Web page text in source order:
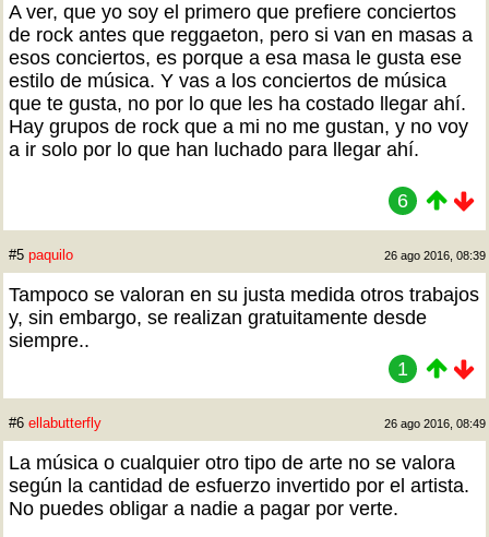
A ver, que yo soy el primero que prefiere conciertos
de rock antes que reggaeton, pero si van en masas a
esos conciertos, es porque a esa masa le gusta ese
estilo de música. Y vas a los conciertos de música
que te gusta, no por lo que les ha costado llegar ahí.
Hay grupos de rock que a mi no me gustan, y no voy
a ir solo por lo que han luchado para llegar ahí.
6
#5 paquilo 26 ago 2016, 08:39
Tampoco se valoran en su justa medida otros trabajos
y, sin embargo, se realizan gratuitamente desde
siempre..
1
#6 ellabutterfly 26 ago 2016, 08:49
La música o cualquier otro tipo de arte no se valora
según la cantidad de esfuerzo invertido por el artista.
No puedes obligar a nadie a pagar por verte.